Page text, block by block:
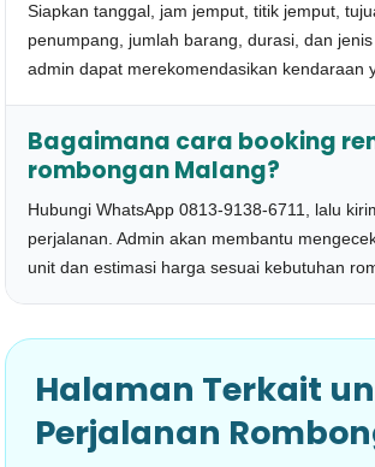
Siapkan tanggal, jam jemput, titik jemput,
penumpang, jumlah barang, durasi, dan
admin dapat merekomendasikan kendaraan
Bagaimana cara booking
rombongan Malang?
Hubungi WhatsApp 0813-9138-6711, lalu
perjalanan. Admin akan membantu
unit dan estimasi harga sesuai kebutuhan
Halaman Terkait
Perjalanan